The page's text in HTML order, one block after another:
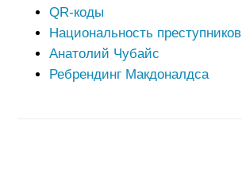
QR-коды
Национальность преступников
Анатолий Чубайс
Ребрендинг Макдоналдса